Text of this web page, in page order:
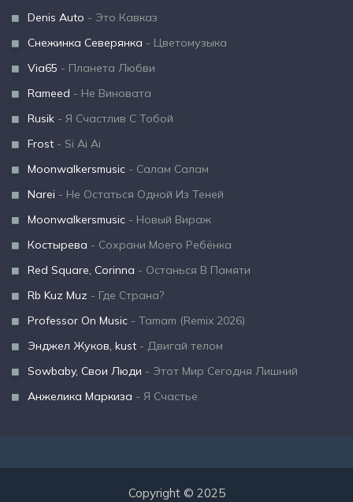
Denis Auto - Это Кавказ
Снежинка Северянка - Цветомузыка
Via65 - Планета Любви
Rameed - Не Виновата
Rusik - Я Счастлив С Тобой
Frost - Si Ai Ai
Moonwalkersmusic - Салам Салам
Narei - Не Остаться Одной Из Теней
Moonwalkersmusic - Новый Вираж
Костырева - Сохрани Моего Ребёнка
Red Square, Corinna - Останься В Памяти
Rb Kuz Muz - Где Страна?
Professor On Music - Tamam (Remix 2026)
Энджел Жуков, kust - Двигай телом
Sowbaby, Свои Люди - Этот Мир Сегодня Лишний
Анжелика Маркиза - Я Счастье
Copyright © 2025